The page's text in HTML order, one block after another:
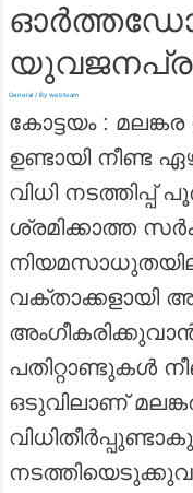
General/ By webteam
കോട്ടയം :
ഉണ്ടായി നീണ്ട
വിധി നടത്തിപ്പ്
ശ്രമിക്കാത്ത
വക്താക്കളായി
പതിറ്റാണ്ടുകൾ
ഒടുവിലാണ്